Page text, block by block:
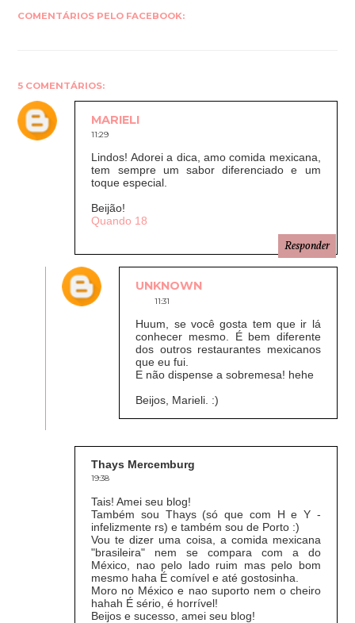
COMENTÁRIOS PELO FACEBOOK:
5 COMENTÁRIOS:
MARIELI
11:29
Lindos! Adorei a dica, amo comida mexicana,
tem sempre um sabor diferenciado e um
toque especial.
Beijão!
Quando 18
Responder
UNKNOWN
11:31
Huum, se você gosta tem que ir lá
conhecer mesmo. É bem diferente
dos outros restaurantes mexicanos
que eu fui.
E não dispense a sobremesa! hehe
Beijos, Marieli. :)
Thays Mercemburg
19:38
Tais! Amei seu blog!
Também sou Thays (só que com H e Y -
infelizmente rs) e também sou de Porto :)
Vou te dizer uma coisa, a comida mexicana
"brasileira" nem se compara com a do
México, nao pelo lado ruim mas pelo bom
mesmo haha É comível e até gostosinha.
Moro no México e nao suporto nem o cheiro
hahah É sério, é horrível!
Beijos e sucesso, amei seu blog!